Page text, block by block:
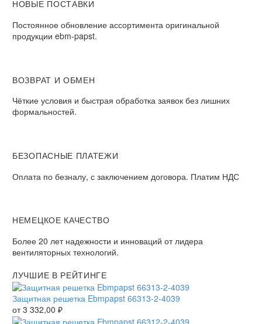
НОВЫЕ ПОСТАВКИ
Постоянное обновление ассортимента оригинальной
продукции ebm-papst.
ВОЗВРАТ И ОБМЕН
Чёткие условия и быстрая обработка заявок без лишних
формальностей.
БЕЗОПАСНЫЕ ПЛАТЕЖИ
Оплата по безналу, с заключением договора. Платим НДС
НЕМЕЦКОЕ КАЧЕСТВО
Более 20 лет надежности и инноваций от лидера
вентиляторных технологий.
ЛУЧШИЕ В РЕЙТИНГЕ
Защитная решетка Ebmpapst 66313-2-4039
от3 332,00 ₽